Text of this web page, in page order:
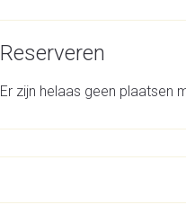
Reserveren
Er zijn helaas geen plaatsen